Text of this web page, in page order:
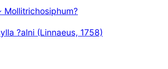
Mollitrichosiphum?
?alni (Linnaeus, 1758)